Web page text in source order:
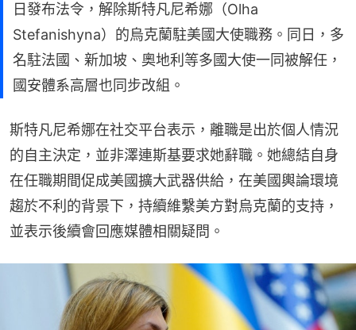
日發布法令，解除斯特凡尼希娜（Olha
Stefanishyna）的烏克蘭駐美國大使職務。同日，多
名駐法國、新加坡、奧地利等多國大使一同被解任，
國安體系高層也同步改組。
斯特凡尼希娜在社交平台表示，離職是出於個人情況
的自主決定，並非澤連斯基要求她辭職。她總結自身
在任職期間促成美國擴大武器供給，在美國輿論環境
趨於不利的背景下，持續維繫美方對烏克蘭的支持，
並表示後續會回應媒體相關疑問。